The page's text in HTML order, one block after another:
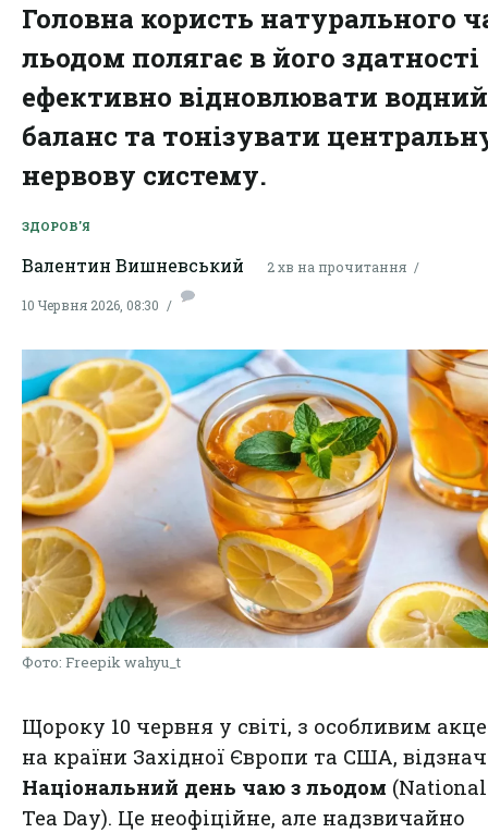
Головна користь натурального
льодом полягає в його здатності
ефективно відновлювати водний
баланс та тонізувати
нервову систему.
ЗДОРОВ'Я
Валентин Вишневський 2 хв на прочитання
10 Червня 2026, 08:30
Фото: Freepik wahyu_t
Щороку 10 червня у світі, з особливим
на країни Західної Європи та США,
Національний день чаю з льодом
Tea Day). Це неофіційне, але надзвичайно